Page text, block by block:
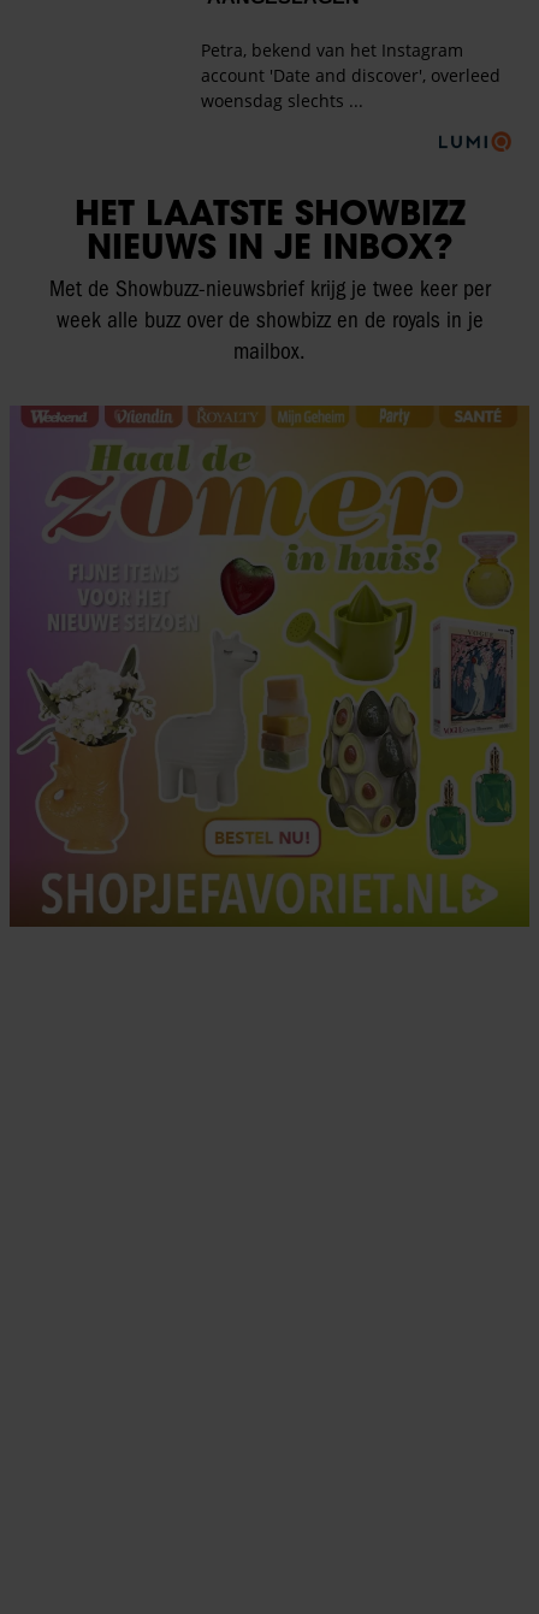
HET LAATSTE SHOWBIZZ
NIEUWS IN JE INBOX?
Met de Showbuzz-nieuwsbrief krijg je twee keer per
week alle buzz over de showbizz en de royals in je
mailbox.